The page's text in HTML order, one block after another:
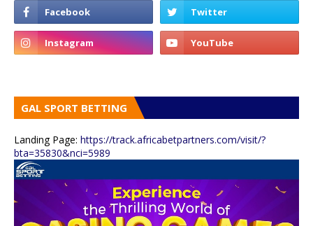
GAL SPORT BETTING
Landing Page: https://track.africabetpartners.com/visit/?
bta=35830&nci=5989